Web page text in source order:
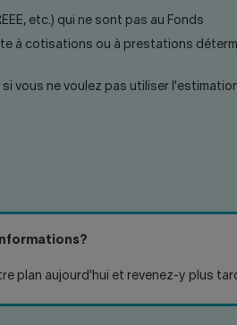
etc.) qui ne sont pas au Fonds
à cotisations ou à prestations
si vous ne voulez pas utiliser
plan aujourd'hui et revenez-y plus